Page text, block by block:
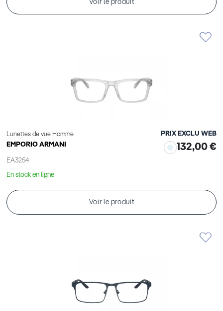
Voir le produit
Lunettes de vue Homme
EMPORIO ARMANI
EA3254
PRIX EXCLU WEB
132,00 €
En stock en ligne
Voir le produit